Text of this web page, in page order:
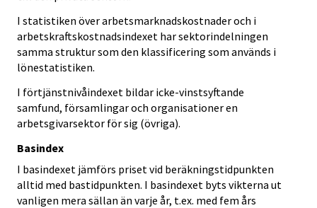
I statistiken över arbetsmarknadskostnader och i
arbetskraftskostnadsindexet har sektorindelningen
samma struktur som den klassificering som används i
lönestatistiken.
I förtjänstnivåindexet bildar icke-vinstsyftande
samfund, församlingar och organisationer en
arbetsgivarsektor för sig (övriga).
Basindex
I basindexet jämförs priset vid beräkningstidpunkten
alltid med bastidpunkten. I basindexet byts vikterna ut
vanligen mera sällan än varje år, t.ex. med fem års